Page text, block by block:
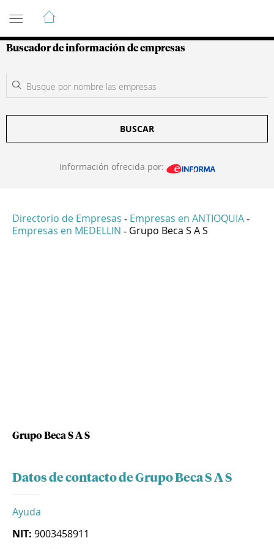
Guía de Empresas Colombianas
Buscador de información de empresas
BUSCAR
Información ofrecida por:
Directorio de Empresas - Empresas en ANTIOQUIA -
Empresas en MEDELLIN - Grupo Beca S A S
Grupo Beca S A S
Datos de contacto de Grupo Beca S A S
Ayuda
NIT: 9003458911